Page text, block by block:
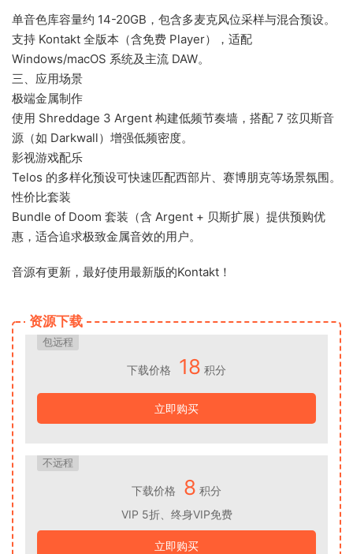
单音色库容量约 ‌14-20GB‌，包含多麦克风位采样与混合预设。
支持 ‌Kontakt 全版本‌（含免费 Player），适配
Windows/macOS 系统及主流 DAW。
‌三、应用场景‌
‌极端金属制作‌
使用 ‌Shreddage 3 Argent‌ 构建低频节奏墙，搭配 7 弦贝斯音
源（如 Darkwall）增强低频密度。
‌影视游戏配乐‌
‌Telos‌ 的多样化预设可快速匹配西部片、赛博朋克等场景氛围。
‌性价比套装‌
‌Bundle of Doom‌ 套装（含 Argent + 贝斯扩展）提供预购优
惠，适合追求极致金属音效的用户。
音源有更新，最好使用最新版的Kontakt！
资源下载
包远程
下载价格 18 积分
立即购买
不远程
下载价格 8 积分
VIP 5折、终身VIP免费
立即购买